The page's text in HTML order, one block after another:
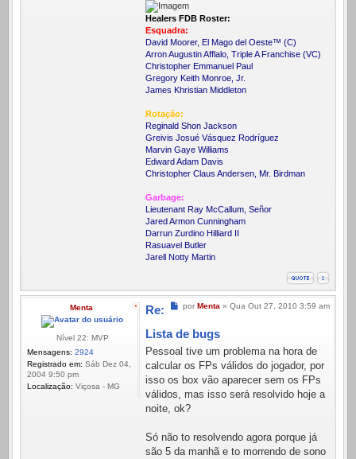
Healers FDB Roster:
Esquadra:
David Moorer, El Mago del Oeste™ (C)
Arron Augustin Afflalo, Triple A Franchise (VC)
Christopher Emmanuel Paul
Gregory Keith Monroe, Jr.
James Khristian Middleton
Rotação:
Reginald Shon Jackson
Greivis Josué Vásquez Rodríguez
Marvin Gaye Williams
Edward Adam Davis
Christopher Claus Andersen, Mr. Birdman
Garbage:
Lieutenant Ray McCallum, Señor
Jared Armon Cunningham
Darrun Zurdino Hilliard II
Rasuavel Butler
Jarell Notty Martin
Menta
Nível 22: MVP
Mensagens: 2924
Registrado em: Sáb Dez 04,
2004 9:50 pm
Localização: Viçosa - MG
Mensagem
por Menta » Qua Out 27, 2010 3:59 am
Re:
Lista de bugs
Pessoal tive um problema na hora de
calcular os FPs válidos do jogador, por
isso os box vão aparecer sem os FPs
válidos, mas isso será resolvido hoje a
noite, ok?
Só não to resolvendo agora porque já
são 5 da manhã e to morrendo de sono